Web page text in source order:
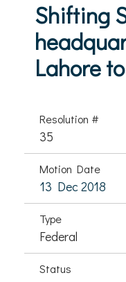
Shifting
Lahore
Resolution #
35
Motion Date
13 Dec 2018
Type
Federal
Status